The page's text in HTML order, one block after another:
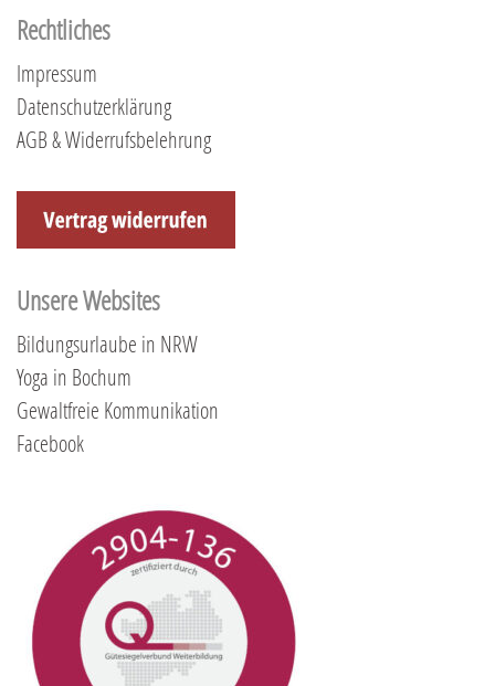
Rechtliches
Impressum
Datenschutzerklärung
AGB & Widerrufsbelehrung
Unsere Websites
Bildungsurlaube in NRW
Yoga in Bochum
Gewaltfreie Kommunikation
Facebook